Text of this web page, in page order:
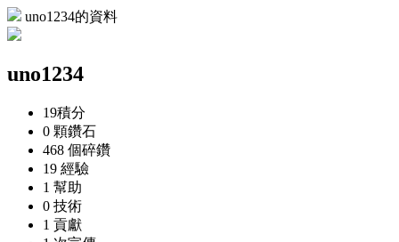
uno1234的資料
uno1234
19積分
0 顆鑽石
468 個碎鑽
19 經驗
1 幫助
0 技術
1 貢獻